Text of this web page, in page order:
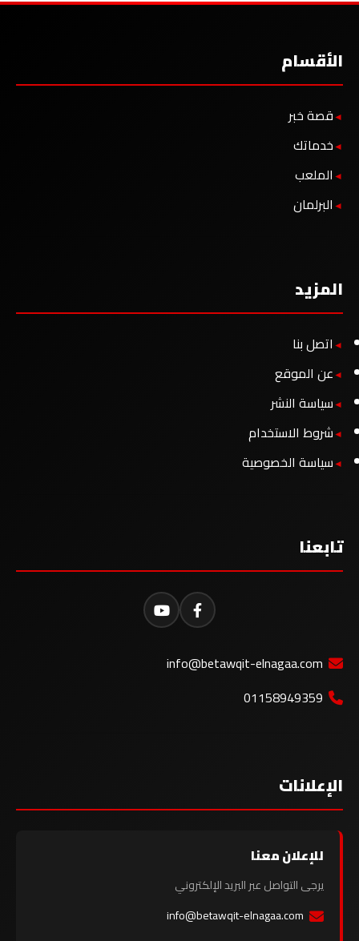
الأقسام
قصة خبر
خدماتك
الملعب
البرلمان
المزيد
اتصل بنا
عن الموقع
سياسة النشر
شروط الاستخدام
سياسة الخصوصية
تابعنا
info@betawqit-elnagaa.com
01158949359
الإعلانات
للإعلان معنا
يرجى التواصل عبر البريد الإلكتروني
info@betawqit-elnagaa.com